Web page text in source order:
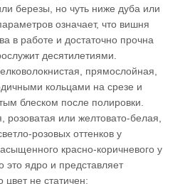
березы, но чуть ниже дуба или
означает, что вишня
в работе и достаточно прочна
десятилетиями.
прямослойная,
кольцами на срезе и
блеском после полировки.
розоватая или желтовато-белая,
розовых оттенков у
красно-коричневого у
это ядро и представляет
не статичен: